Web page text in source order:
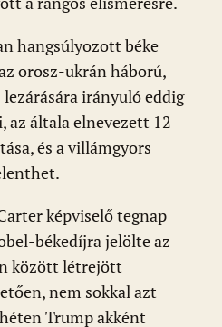
hangsúlyozott béke
orosz-ukrán háború,
irányuló eddig
az általa elnevezett 12
és a villámgyors
képviselő tegnap
békedíjra jelölte az
között létrejött
nem sokkal azt
Trump akként